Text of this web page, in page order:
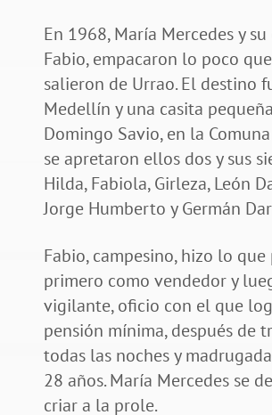
En 1968, María Mercedes y su
Fabio, empacaron lo poco
salieron de Urrao. El destino
Medellín y una casita
Domingo Savio, en la
se apretaron ellos dos y sus
Hilda, Fabiola, Girleza, León
Jorge Humberto y Germán
Fabio, campesino, hizo lo que
primero como vendedor y
vigilante, oficio con el que
pensión mínima, después de
todas las noches y
28 años. María Mercedes se
criar a la prole.